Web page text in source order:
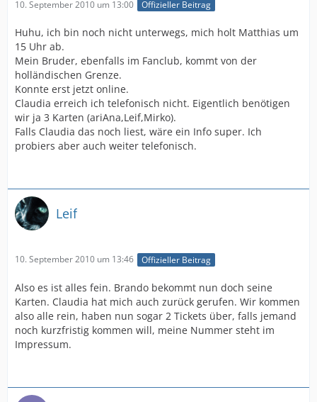
10. September 2010 um 13:00 Offizieller Beitrag
Huhu, ich bin noch nicht unterwegs, mich holt Matthias um
15 Uhr ab.
Mein Bruder, ebenfalls im Fanclub, kommt von der
holländischen Grenze.
Konnte erst jetzt online.
Claudia erreich ich telefonisch nicht. Eigentlich benötigen
wir ja 3 Karten (ariAna,Leif,Mirko).
Falls Claudia das noch liest, wäre ein Info super. Ich
probiers aber auch weiter telefonisch.
Leif
10. September 2010 um 13:46 Offizieller Beitrag
Also es ist alles fein. Brando bekommt nun doch seine
Karten. Claudia hat mich auch zurück gerufen. Wir kommen
also alle rein, haben nun sogar 2 Tickets über, falls jemand
noch kurzfristig kommen will, meine Nummer steht im
Impressum.